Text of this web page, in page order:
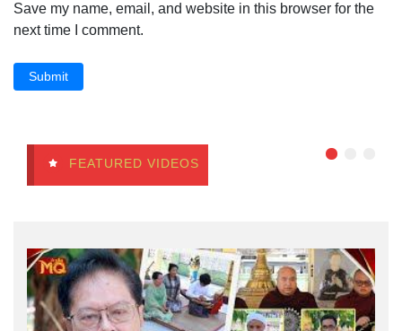
Save my name, email, and website in this browser for the
next time I comment.
Submit
FEATURED VIDEOS